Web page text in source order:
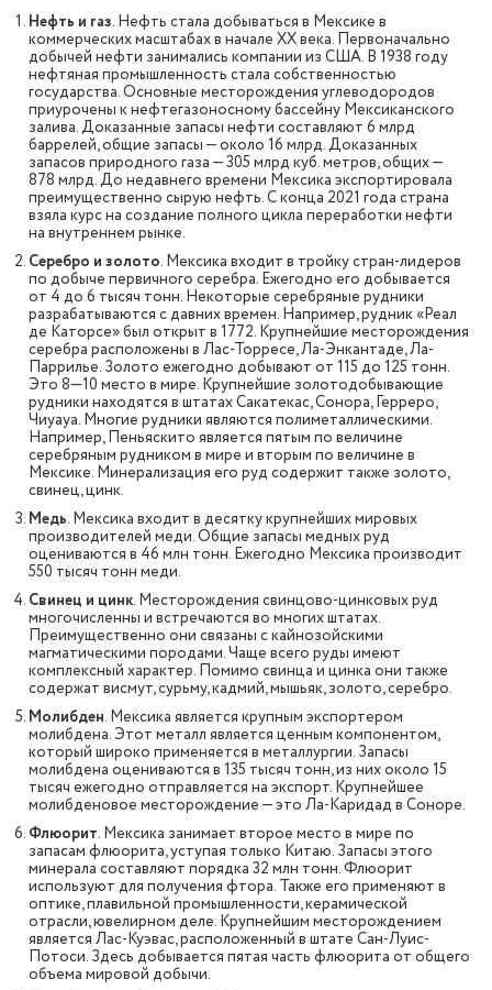
Нефть и газ. Нефть стала добываться в Мексике в
коммерческих масштабах в начале XX века. Первоначально
добычей нефти занимались компании из США. В 1938 году
нефтяная промышленность стала собственностью
государства. Основные месторождения углеводородов
приурочены к нефтегазоносному бассейну Мексиканского
залива. Доказанные запасы нефти составляют 6 млрд
баррелей, общие запасы — около 16 млрд. Доказанных
запасов природного газа — 305 млрд куб. метров, общих —
878 млрд. До недавнего времени Мексика экспортировала
преимущественно сырую нефть. С конца 2021 года страна
взяла курс на создание полного цикла переработки нефти
на внутреннем рынке.
Серебро и золото. Мексика входит в тройку стран-лидеров
по добыче первичного серебра. Ежегодно его добывается
от 4 до 6 тысяч тонн. Некоторые серебряные рудники
разрабатываются с давних времен. Например, рудник «Реал
де Каторсе» был открыт в 1772. Крупнейшие месторождения
серебра расположены в Лас-Торресе, Ла-Энкантаде, Ла-
Паррилье. Золото ежегодно добывают от 115 до 125 тонн.
Это 8—10 место в мире. Крупнейшие золотодобывающие
рудники находятся в штатах Сакатекас, Сонора, Герреро,
Чиуауа. Многие рудники являются полиметаллическими.
Например, Пеньяскито является пятым по величине
серебряным рудником в мире и вторым по величине в
Мексике. Минерализация его руд содержит также золото,
свинец, цинк.
Медь. Мексика входит в десятку крупнейших мировых
производителей меди. Общие запасы медных руд
оцениваются в 46 млн тонн. Ежегодно Мексика производит
550 тысяч тонн меди.
Свинец и цинк. Месторождения свинцово-цинковых руд
многочисленны и встречаются во многих штатах.
Преимущественно они связаны с кайнозойскими
магматическими породами. Чаще всего руды имеют
комплексный характер. Помимо свинца и цинка они также
содержат висмут, сурьму, кадмий, мышьяк, золото, серебро.
Молибден. Мексика является крупным экспортером
молибдена. Этот металл является ценным компонентом,
который широко применяется в металлургии. Запасы
молибдена оцениваются в 135 тысяч тонн, из них около 15
тысяч ежегодно отправляется на экспорт. Крупнейшее
молибденовое месторождение — это Ла-Каридад в Соноре.
Флюорит. Мексика занимает второе место в мире по
запасам флюорита, уступая только Китаю. Запасы этого
минерала составляют порядка 32 млн тонн. Флюорит
используют для получения фтора. Также его применяют в
оптике, плавильной промышленности, керамической
отрасли, ювелирном деле. Крупнейшим месторождением
является Лас-Куэвас, расположенный в штате Сан-Луис-
Потоси. Здесь добывается пятая часть флюорита от общего
объема мировой добычи.